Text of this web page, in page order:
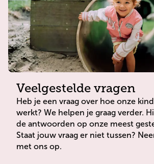
Veelgestelde vragen
Heb je een vraag over hoe onze
werkt? We helpen je graag verder.
de antwoorden op onze meest
Staat jouw vraag er niet tussen?
met ons op.